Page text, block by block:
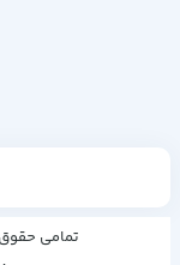
تمامی